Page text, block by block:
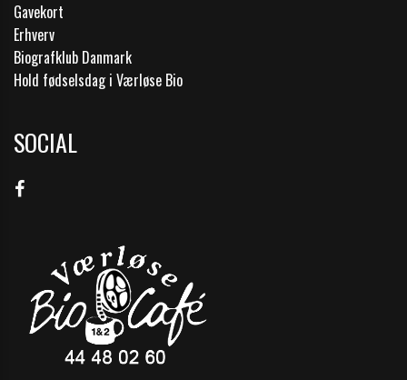
Gavekort
Erhverv
Biografklub Danmark
Hold fødselsdag i Værløse Bio
SOCIAL